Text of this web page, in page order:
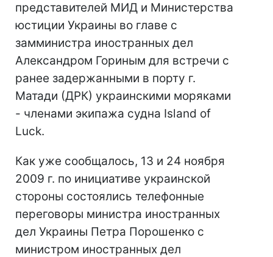
представителей МИД и Министерства
юстиции Украины во главе с
замминистра иностранных дел
Александром Гориным для встречи с
ранее задержанными в порту г.
Матади (ДРК) украинскими моряками
- членами экипажа судна Island of
Luck.
Как уже сообщалось, 13 и 24 ноября
2009 г. по инициативе украинской
стороны состоялись телефонные
переговоры министра иностранных
дел Украины Петра Порошенко с
министром иностранных дел